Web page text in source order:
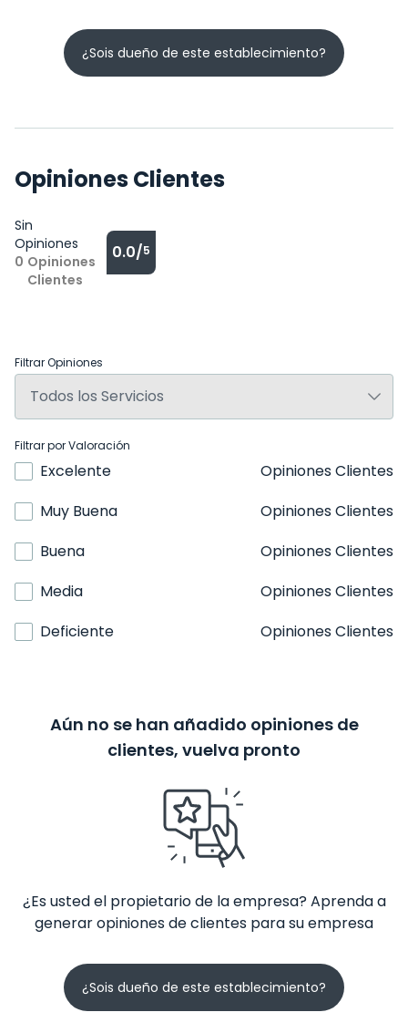
¿Sois dueño de este establecimiento?
Opiniones Clientes
Sin
Opiniones
0 Opiniones
Clientes
0.0/5
Filtrar Opiniones
Filtrar por Valoración
Excelente
Opiniones Clientes
Muy Buena
Opiniones Clientes
Buena
Opiniones Clientes
Media
Opiniones Clientes
Deficiente
Opiniones Clientes
Aún no se han añadido opiniones de
clientes, vuelva pronto
¿Es usted el propietario de la empresa? Aprenda a
generar opiniones de clientes para su empresa
¿Sois dueño de este establecimiento?